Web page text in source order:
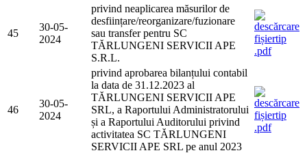
45
30-05-
2024
privind neaplicarea măsurilor de
desființare/reorganizare/fuzionare
sau transfer pentru SC
TĂRLUNGENI SERVICII APE
S.R.L.
46
30-05-
2024
privind aprobarea bilanțului contabil
la data de 31.12.2023 al
TĂRLUNGENI SERVICII APE
SRL, a Raportului Administratorului
și a Raportului Auditorului privind
activitatea SC TĂRLUNGENI
SERVICII APE SRL pe anul 2023